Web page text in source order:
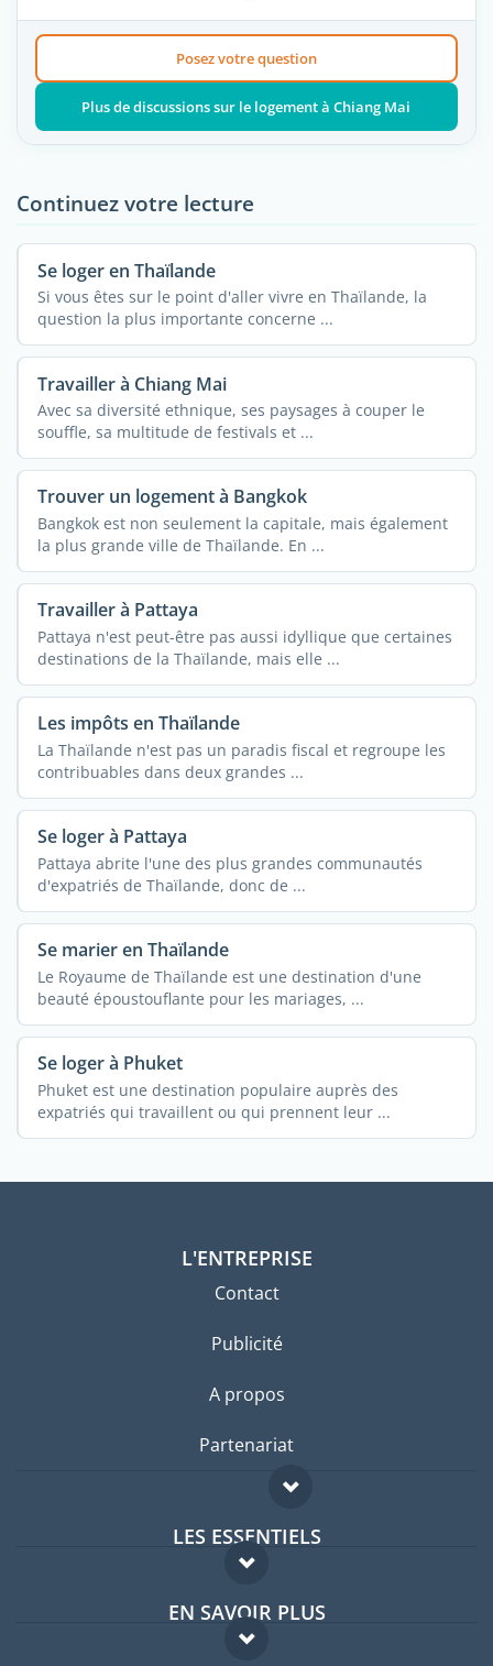
Posez votre question
Plus de discussions sur le logement à Chiang Mai
Continuez votre lecture
Se loger en Thaïlande
Si vous êtes sur le point d'aller vivre en Thaïlande, la
question la plus importante concerne ...
Travailler à Chiang Mai
Avec sa diversité ethnique, ses paysages à couper le
souffle, sa multitude de festivals et ...
Trouver un logement à Bangkok
Bangkok est non seulement la capitale, mais également
la plus grande ville de Thaïlande. En ...
Travailler à Pattaya
Pattaya n'est peut-être pas aussi idyllique que certaines
destinations de la Thaïlande, mais elle ...
Les impôts en Thaïlande
La Thaïlande n'est pas un paradis fiscal et regroupe les
contribuables dans deux grandes ...
Se loger à Pattaya
Pattaya abrite l'une des plus grandes communautés
d'expatriés de Thaïlande, donc de ...
Se marier en Thaïlande
Le Royaume de Thaïlande est une destination d'une
beauté époustouflante pour les mariages, ...
Se loger à Phuket
Phuket est une destination populaire auprès des
expatriés qui travaillent ou qui prennent leur ...
L'ENTREPRISE
Contact
Publicité
A propos
Partenariat
LES ESSENTIELS
Forum expatriés
Guides pays
EN SAVOIR PLUS
FAQ